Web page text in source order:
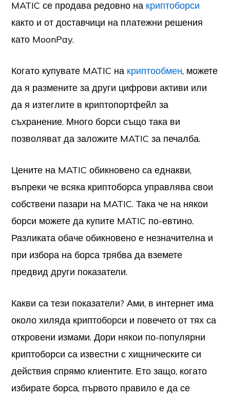
MATIC се продава редовно на криптоборси
както и от доставчици на платежни решения
като MoonPay.
Когато купувате MATIC на криптообмен, можете
да я размените за други цифрови активи или
да я изтеглите в криптопортфейл за
съхранение. Много борси също така ви
позволяват да заложите MATIC за печалба.
Цените на MATIC обикновено са еднакви,
въпреки че всяка криптоборса управлява свои
собствени пазари на MATIC. Така че на някои
борси можете да купите MATIC по-евтино.
Разликата обаче обикновено е незначителна и
при избора на борса трябва да вземете
предвид други показатели.
Какви са тези показатели? Ами, в интернет има
около хиляда криптоборси и повечето от тях са
откровени измами. Дори някои по-популярни
криптоборси са известни с хищническите си
действия спрямо клиентите. Ето защо, когато
избирате борса, първото правило е да се